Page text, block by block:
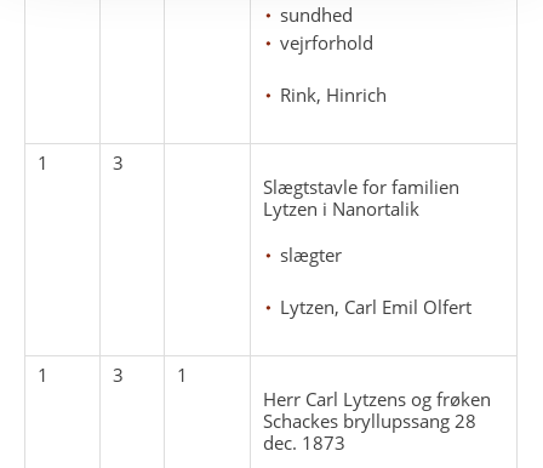
sundhed
vejrforhold
Rink, Hinrich
1
3
Slægtstavle for familien
Lytzen i Nanortalik
slægter
Lytzen, Carl Emil Olfert
1 3
1
Herr Carl Lytzens og frøken
Schackes bryllupssang 28
dec. 1873